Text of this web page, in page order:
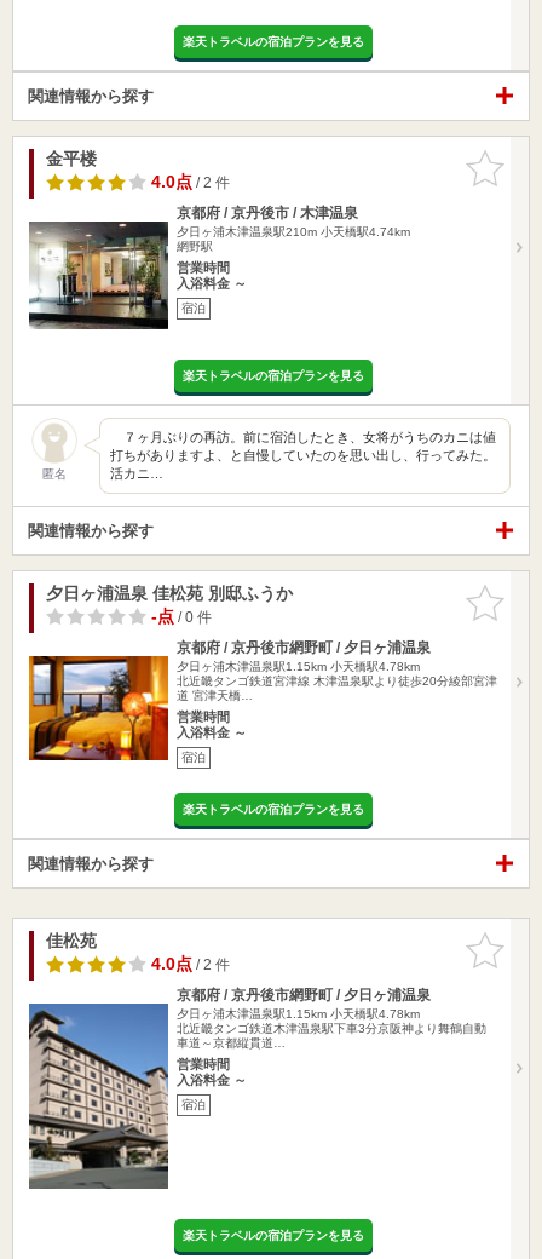
楽天トラベルの宿泊プランを見る
関連情報から探す
お気に入
りに追加
金平楼
4.0点/ 2 件
京都府 / 京丹後市 / 木津温泉
夕日ヶ浦木津温泉駅210m 小天橋駅4.74km
網野駅
営業時間
入浴料金 ～
宿泊
楽天トラベルの宿泊プランを見る
匿名
７ヶ月ぶりの再訪。前に宿泊したとき、女将がうちのカニは値
打ちがありますよ、と自慢していたのを思い出し、行ってみた。
活カニ…
関連情報から探す
お気に入
りに追加
夕日ヶ浦温泉 佳松苑 別邸ふうか
-点/ 0 件
京都府 / 京丹後市網野町 / 夕日ヶ浦温泉
夕日ヶ浦木津温泉駅1.15km 小天橋駅4.78km
北近畿タンゴ鉄道宮津線 木津温泉駅より徒歩20分綾部宮津
道 宮津天橋…
営業時間
入浴料金 ～
宿泊
楽天トラベルの宿泊プランを見る
関連情報から探す
お気に入
りに追加
佳松苑
4.0点/ 2 件
京都府 / 京丹後市網野町 / 夕日ヶ浦温泉
夕日ヶ浦木津温泉駅1.15km 小天橋駅4.78km
北近畿タンゴ鉄道木津温泉駅下車3分京阪神より舞鶴自動
車道～京都縦貫道…
営業時間
入浴料金 ～
宿泊
楽天トラベルの宿泊プランを見る